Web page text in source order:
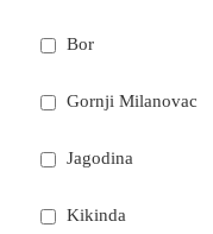
Bor
Gornji Milanovac
Jagodina
Kikinda